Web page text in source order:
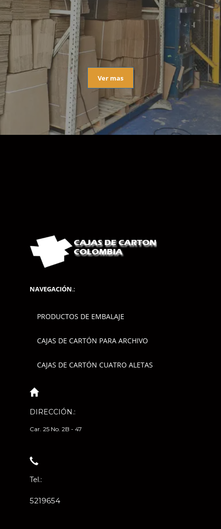
Ver mas
NAVEGACIÓN.:
PRODUCTOS DE EMBALAJE
CAJAS DE CARTÓN PARA ARCHIVO
CAJAS DE CARTÓN CUATRO ALETAS
DIRECCIÓN.:
Car. 25 No. 2B - 47
Tel.:
5219654